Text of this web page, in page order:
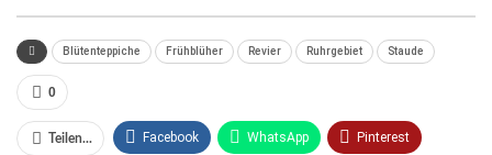
Blütenteppiche Frühblüher Revier Ruhrgebiet Staude
0
Teilen... Facebook WhatsApp Pinterest